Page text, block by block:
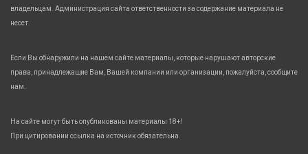
владельцам. Администрация сайта ответственности за содержание материала не
несет.
Если Вы обнаружили на нашем сайте материалы, которые нарушают авторские
права, принадлежащие Вам, Вашей компании или организации, пожалуйста, сообщите
нам.
На сайте могут быть опубликованы материалы 18+!
При цитировании ссылка на источник обязательна.